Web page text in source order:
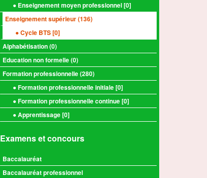
● Enseignement moyen professionnel [0]
Enseignement supérieur (136)
● Cycle BTS [0]
Alphabétisation (0)
Education non formelle (0)
Formation professionnelle (280)
● Formation professionnelle initiale [0]
● Formation professionnelle continue [0]
● Apprentissage [0]
Examens et concours
Baccalauréat
Baccalauréat professionnel